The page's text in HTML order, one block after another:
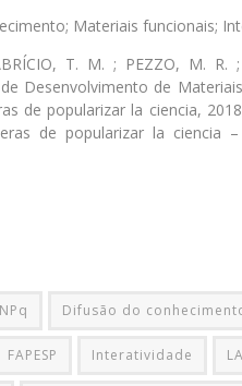
Materiais funcionais;
T. M. ; PEZZO, M.
Desenvolvimento de
de popularizar la ciencia,
de popularizar la ciencia
Difusão do
FAPESP Interatividade